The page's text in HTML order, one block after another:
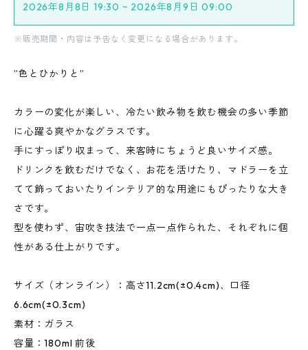
2026年8月8日 19:30 ~ 2026年8月9日 09:00
※販売期間・内容は予告なく変更になる場合があります。
”色とひかりと”
カラーの変化が楽しい、冷たい飲み物を飲む機会の多い季節
に心躍る爽やかなグラスです。
手にすっぽり収まって、来客時にちょうど良いサイズ感。
ドリンクを飲むだけでなく、お花を活けたり、マドラーを立
てて飾っておいたりインテリア的な用途にもぴったりな大き
さです。
型を使わず、宙吹き技法で一点一点作られた、それぞれに個
性がある仕上がりです。
サイズ（オンライン）：高さ11.2cm(±0.4cm)、口径
6.6cm(±0.3cm)
素材：ガラス
容量：180ml 前後